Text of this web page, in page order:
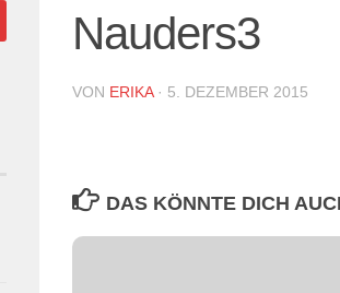
Nauders3
VON ERIKA · 5. DEZEMBER 2015
DAS KÖNNTE DICH